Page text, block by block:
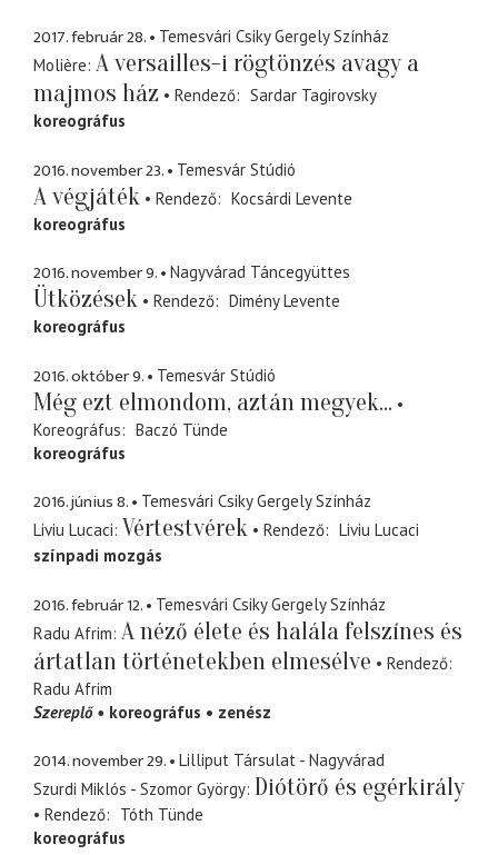
2017. február 28.
Temesvári Csiky Gergely Színház
Molière A versailles-i rögtönzés avagy a
majmos ház
Rendező
Sardar Tagirovsky
koreográfus
2016. november 23. Temesvár Stúdió
A végjáték Rendező
Kocsárdi Levente
koreográfus
2016. november 9. Nagyvárad Táncegyüttes
Ütközések Rendező
Dimény Levente
koreográfus
2016. október 9. Temesvár Stúdió
Még ezt elmondom, aztán megyek...
Koreográfus
Baczó Tünde
koreográfus
2016. június 8.
Temesvári Csiky Gergely Színház
Liviu Lucaci Vértestvérek Rendező
Liviu Lucaci
színpadi mozgás
2016. február 12.
Temesvári Csiky Gergely Színház
Radu Afrim A néző élete és halála felszínes és
ártatlan történetekben elmesélve
Rendező
Radu Afrim
Szereplő
koreográfus zenész
2014. november 29.
Lilliput Társulat - Nagyvárad
Szurdi Miklós - Szomor György Diótörő és egérkirály
Rendező
Tóth Tünde
koreográfus